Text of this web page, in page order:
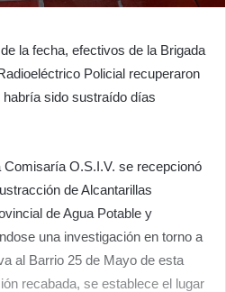
la fecha, efectivos de la Brigada
Policial recuperaron
habría sido sustraído días
O.S.I.V. se recepcionó
de Alcantarillas
de Agua Potable y
una investigación en torno a
al Barrio 25 de Mayo de esta
recabada, se establece el lugar